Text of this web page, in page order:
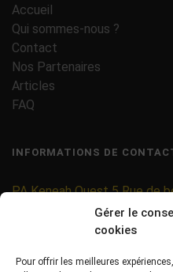
Gérer le
cookies
Pour offrir les meilleures
Accueil
Qui sommes-nous ?
Contact
Nos Partenaires
Articles
FAQ
INFORMATIONS DE
PA Keneah Ouest 5 Rue de
contact@etiquettes-
09 71 37 25 93